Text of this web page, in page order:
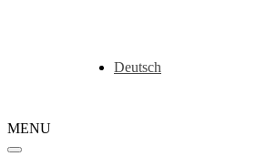
Deutsch
MENU